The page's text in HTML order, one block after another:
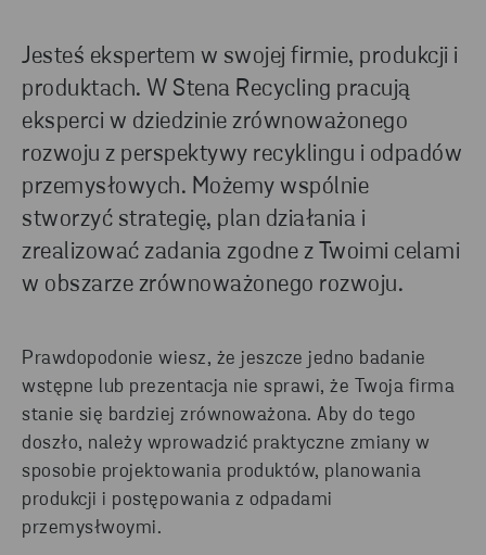
Jesteś ekspertem w swojej firmie, produkcji i
produktach. W Stena Recycling pracują
eksperci w dziedzinie zrównoważonego
rozwoju z perspektywy recyklingu i odpadów
przemysłowych. Możemy wspólnie
stworzyć strategię, plan działania i
zrealizować zadania zgodne z Twoimi celami
w obszarze zrównoważonego rozwoju.
Prawdopodonie wiesz, że jeszcze jedno badanie
wstępne lub prezentacja nie sprawi, że Twoja firma
stanie się bardziej zrównoważona. Aby do tego
doszło, należy wprowadzić praktyczne zmiany w
sposobie projektowania produktów, planowania
produkcji i postępowania z odpadami
przemysłwoymi.
możemy pomóc Twojej firmie w zakresie recyklingu.
SKONTAKTUJ SIĘ Z NAMI